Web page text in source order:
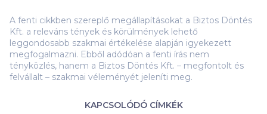
A fenti cikkben szereplő megállapításokat a Biztos Döntés
Kft. a releváns tények és körülmények lehető
leggondosabb szakmai értékelése alapján igyekezett
megfogalmazni. Ebből adódóan a fenti írás nem
tényközlés, hanem a Biztos Döntés Kft. – megfontolt és
felvállalt – szakmai véleményét jeleníti meg.
KAPCSOLÓDÓ CÍMKÉK